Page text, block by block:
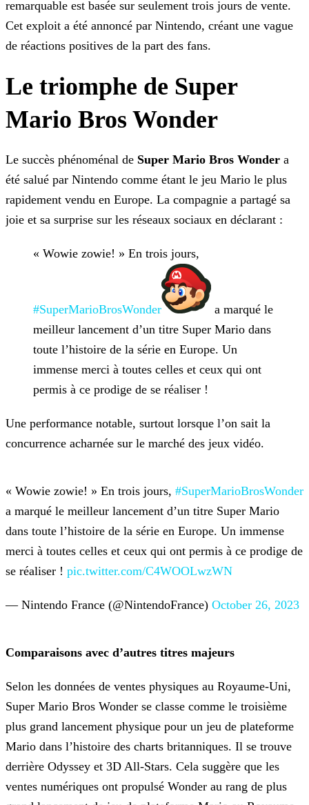
remarquable est basée sur seulement trois jours de vente.
Cet exploit a été annoncé par Nintendo, créant une vague
de réactions positives de la part des fans.
Le triomphe de Super
Mario Bros Wonder
Le succès phénoménal de Super Mario Bros Wonder a
été salué par Nintendo comme étant le jeu Mario le plus
rapidement vendu en Europe. La compagnie a partagé sa
joie et sa surprise sur les réseaux sociaux en déclarant :
« Wowie zowie! » En trois jours,
#SuperMarioBrosWonder
a marqué le
meilleur lancement d’un titre Super Mario dans
toute l’histoire de la série en Europe. Un
immense merci à toutes celles et ceux qui ont
permis à ce prodige de se réaliser !
Une performance notable, surtout lorsque l’on sait la
concurrence acharnée sur le marché des jeux vidéo.
« Wowie zowie! » En trois jours, #SuperMarioBrosWonder
a marqué le meilleur lancement d’un titre Super Mario
dans toute l’histoire de la série en Europe. Un immense
merci à toutes celles et ceux qui ont permis à ce prodige de
se réaliser ! pic.twitter.com/C4WOOLwzWN
— Nintendo France (@NintendoFrance) October 26, 2023
Comparaisons avec d’autres titres majeurs
Selon les données de ventes physiques au Royaume-Uni,
Super Mario Bros Wonder se classe comme le troisième
plus grand lancement physique pour un jeu de plateforme
Mario dans l’histoire des charts britanniques. Il se trouve
derrière Odyssey et 3D All-Stars. Cela suggère que les
ventes numériques ont propulsé Wonder au rang de plus